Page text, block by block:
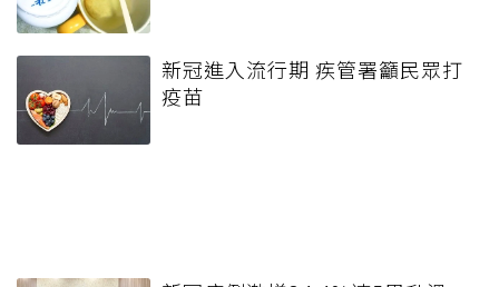
新冠進入流行期 疾管署籲民眾打
疫苗